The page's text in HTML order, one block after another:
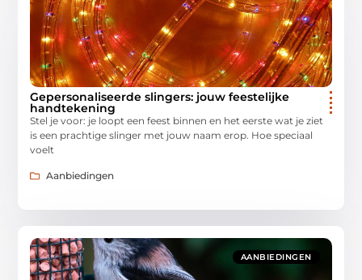
Gepersonaliseerde slingers: jouw feestelijke
handtekening
Stel je voor: je loopt een feest binnen en het eerste wat je ziet
is een prachtige slinger met jouw naam erop. Hoe speciaal
voelt
Aanbiedingen
AANBIEDINGEN